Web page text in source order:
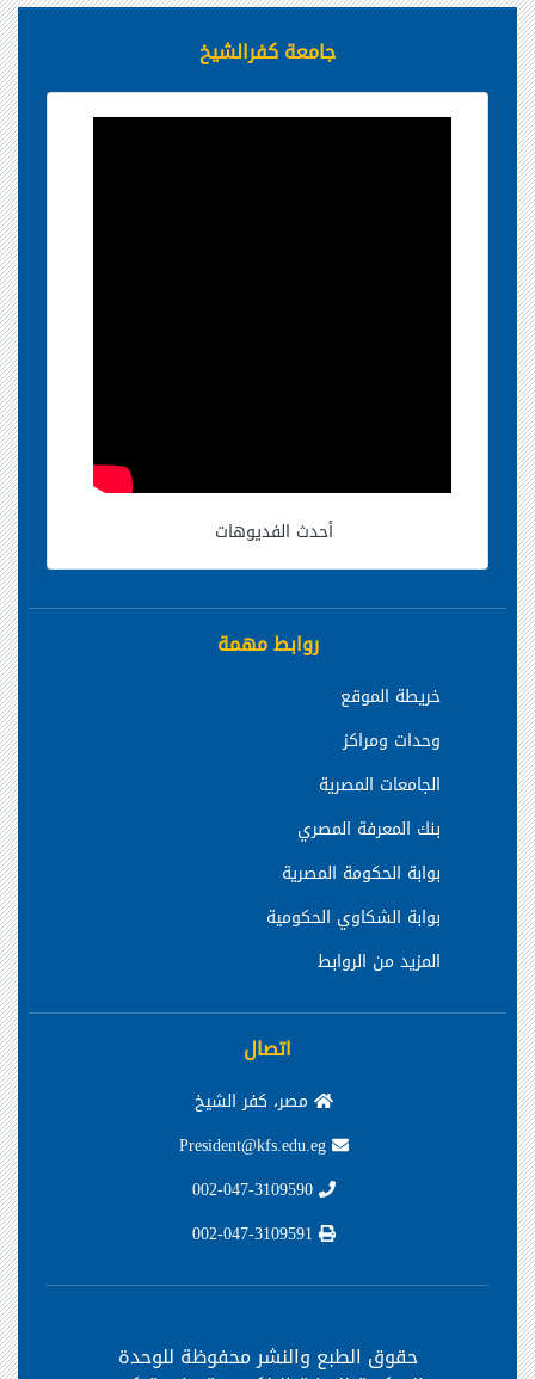
جامعة كفرالشيخ
أحدث الفديوهات
روابط مهمة
خريطة الموقع
وحدات ومراكز
الجامعات المصرية
بنك المعرفة المصري
بوابة الحكومة المصرية
بوابة الشكاوي الحكومية
المزيد من الروابط
اتصال
مصر، كفر الشيخ
حقوق الطبع والنشر محفوظة للوحدة